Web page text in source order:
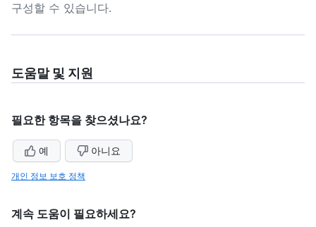
구성할 수 있습니다.
도움말 및 지원
필요한 항목을 찾으셨나요?
예 아니요
개인 정보 보호 정책
계속 도움이 필요하세요?